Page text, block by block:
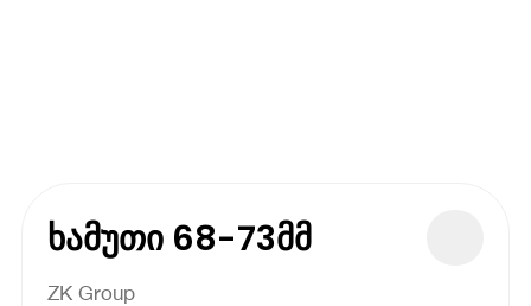
ხამუთი 68-73მმ
ZK Group